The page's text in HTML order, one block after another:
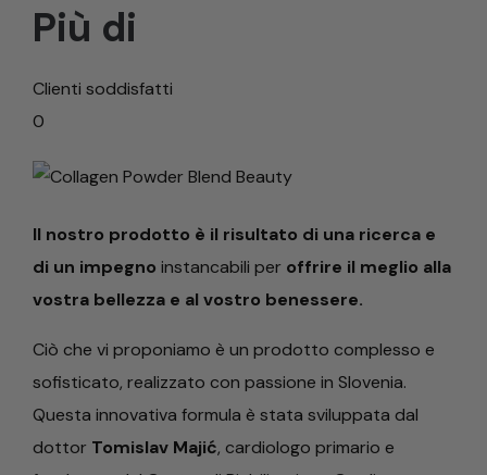
Più di
Clienti soddisfatti
0
Il nostro prodotto è il risultato di una ricerca e
di un impegno instancabili per offrire il meglio alla
vostra bellezza e al vostro benessere.
Ciò che vi proponiamo è un prodotto complesso e
sofisticato, realizzato con passione in Slovenia.
Questa innovativa formula è stata sviluppata dal
dottor Tomislav Majić, cardiologo primario e